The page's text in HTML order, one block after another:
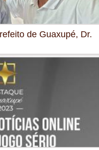
de Guaxupé, Dr.